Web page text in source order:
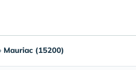
Mauriac (15200)